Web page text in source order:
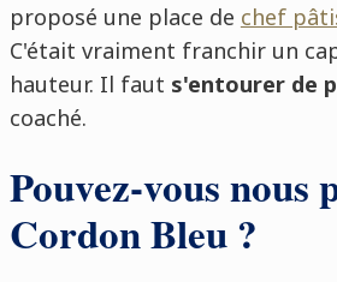
proposé une place de chef
C'était vraiment franchir un
hauteur. Il faut s'entourer de
coaché.
Pouvez-vous
Cordon Bleu ?